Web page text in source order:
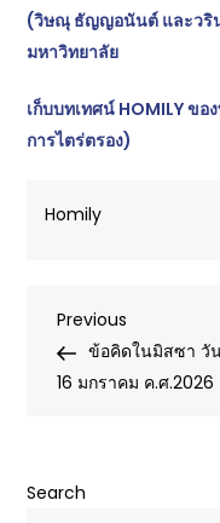
(วิษณุ ธัญญอนันต์ และวริ
มหาวิทยาลัย
เก็บบทเทศน์ HOMILY ขอ
การไตร่ตรอง)
Homily
Post
Previous
Post
Previous
ข้อคิดในมิสซา วั
16 มกราคม ค.ศ.2026
Search